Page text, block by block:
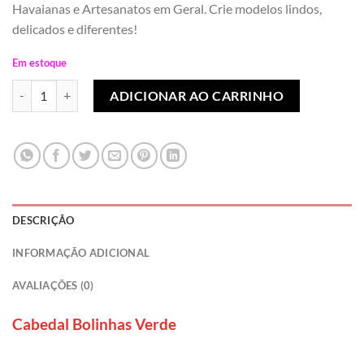
Havaianas e Artesanatos em Geral. Crie modelos lindos,
delicados e diferentes!
Em estoque
ADICIONAR AO CARRINHO
DESCRIÇÃO
INFORMAÇÃO ADICIONAL
AVALIAÇÕES (0)
Cabedal Bolinhas Verde